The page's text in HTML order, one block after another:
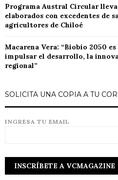
Programa Austral Circular
elaborados con excedentes de
agricultores de Chiloé
Macarena Vera: “Biobío 2050
impulsar el desarrollo, la
regional”
SOLICITA UNA COPIA A TU
INGRESA TU EMAIL